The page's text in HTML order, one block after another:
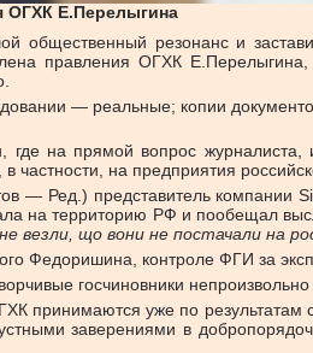
ОГХК Е.Перелыгина
общественный резонанс и
правления ОГХК Е.Перелыгина,
— реальные; копии
на прямой вопрос журналиста,
на предприятия
— Ред.) представитель компании
на территорию РФ и пообещал
везли, що вони не постачали на
Федоришина, контроле ФГИ за
госчиновники
принимаются уже по
заверениями в